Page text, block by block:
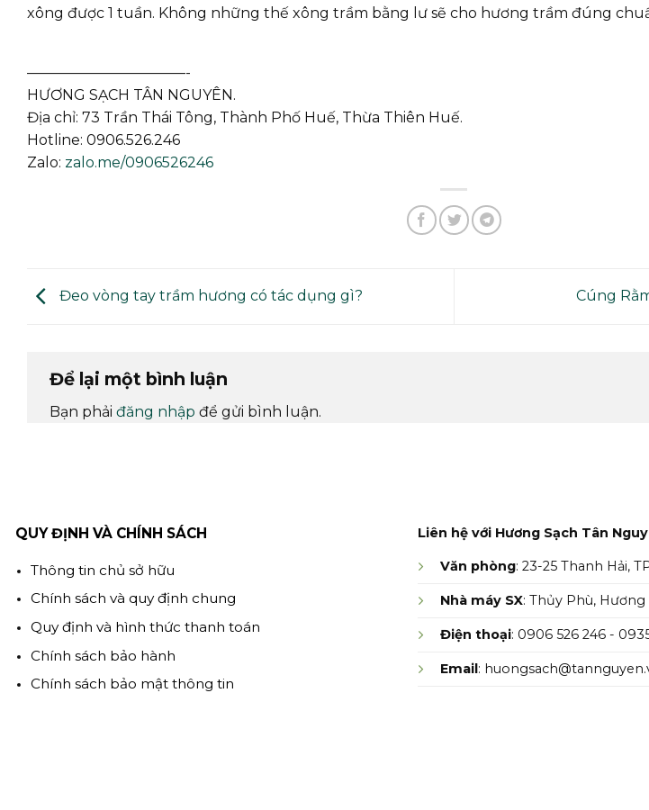
xông được 1 tuần. Không những thế xông trầm bằng lư sẽ cho hương trầm đúng
———————————-
HƯƠNG SẠCH TÂN NGUYÊN.
Địa chỉ: 73 Trần Thái Tông, Thành Phố Huế, Thừa Thiên Huế.
Hotline: 0906.526.246
Zalo: zalo.me/0906526246
Đeo vòng tay trầm hương có tác dụng gì? Cúng
Để lại một bình luận
Bạn phải đăng nhập để gửi bình luận.
QUY ĐỊNH VÀ CHÍNH SÁCH
Thông tin chủ sở hữu
Chính sách và quy định chung
Quy định và hình thức thanh toán
Chính sách bảo hành
Chính sách bảo mật thông tin
Liên hệ với Hương Sạch Tân
Văn phòng: 23-25 Thanh Hải,
Nhà máy SX: Thủy Phù, Hương
Điện thoại: 0906 526 246 -
Email: